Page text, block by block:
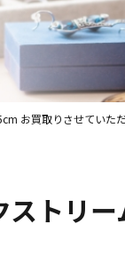
お買取りさせていた
トリ